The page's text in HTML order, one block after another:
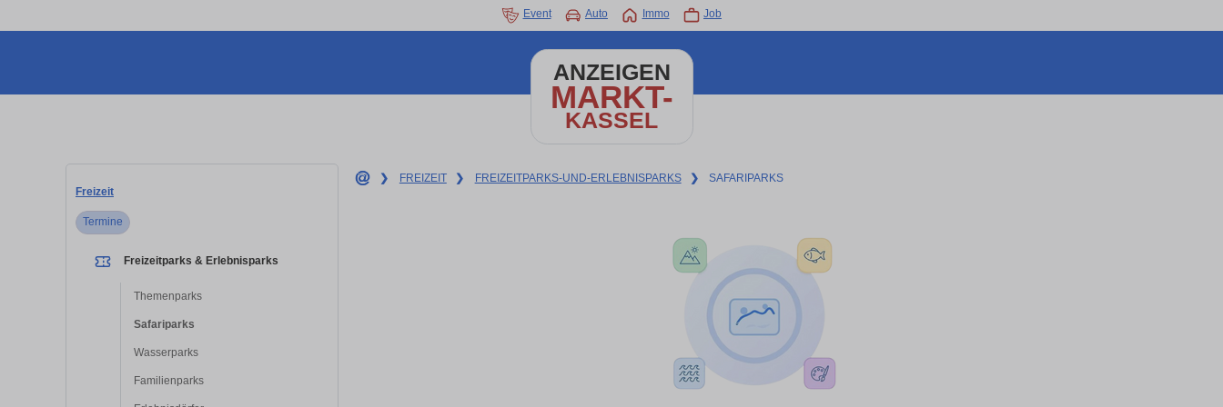
Event Auto Immo Job
ANZEIGEN
MARKT-
KASSEL
Freizeit
Termine
Freizeitparks & Erlebnisparks
Themenparks
Safariparks
Wasserparks
Familienparks
❯ FREIZEIT ❯ FREIZEITPARKS-UND-ERLEBNISPARKS ❯ SAFARIPARKS